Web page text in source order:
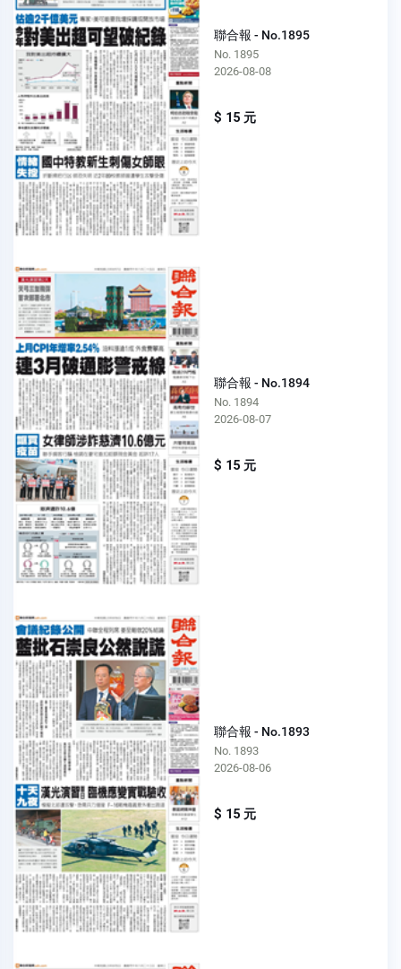
聯合報 - No.1895
No. 1895
2026-08-08
$ 15 元
聯合報 - No.1894
No. 1894
2026-08-07
$ 15 元
聯合報 - No.1893
No. 1893
2026-08-06
$ 15 元